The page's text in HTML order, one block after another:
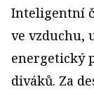
Inteligentní
ve vzduchu,
energetický
diváků. Za